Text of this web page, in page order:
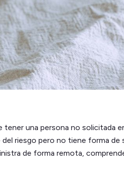
tener una persona no solicitada
riesgo pero no tiene forma de
de forma remota,